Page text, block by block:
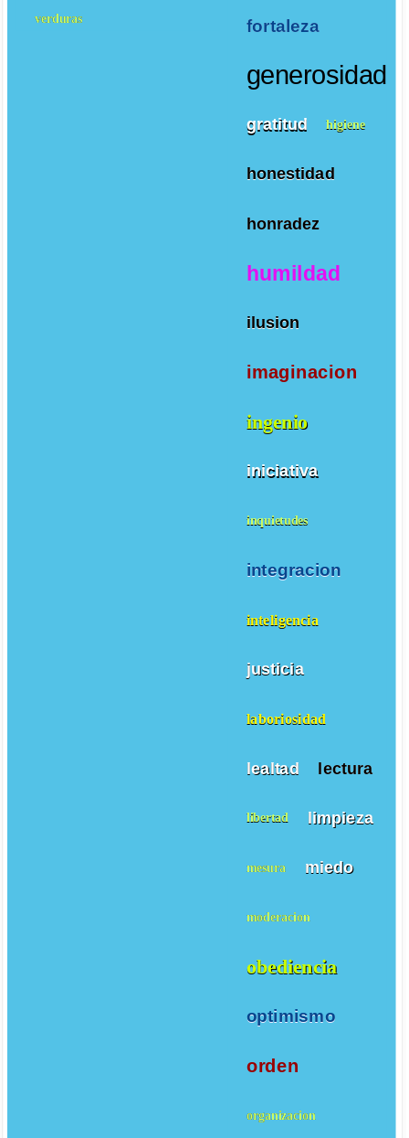
fortaleza
generosidad
gratitud higiene
honestidad
honradez
humildad
ilusion
imaginacion
ingenio
iniciativa
inquietudes
integracion
inteligencia
justicia
laboriosidad
lealtad lectura
libertad limpieza
mesura miedo
moderacion
obediencia
optimismo
orden
organizacion
verduras